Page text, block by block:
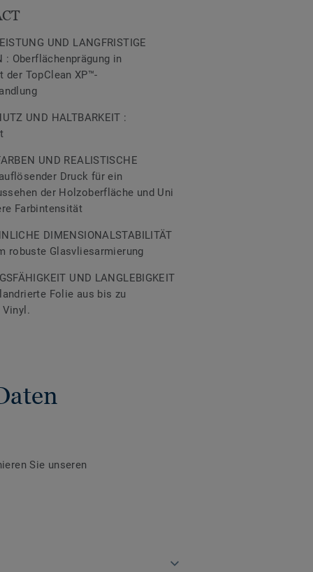
UND LANGFRISTIGE
: Oberflächenprägung in
TopClean XP™-
UND HALTBARKEIT :
UND REALISTISCHE
Druck für ein
der Holzoberfläche und Uni
Farbintensität
DIMENSIONALSTABILITÄT
robuste Glasvliesarmierung
UND LANGLEBIGKEIT
Folie aus bis zu
Vinyl.
Sie unseren